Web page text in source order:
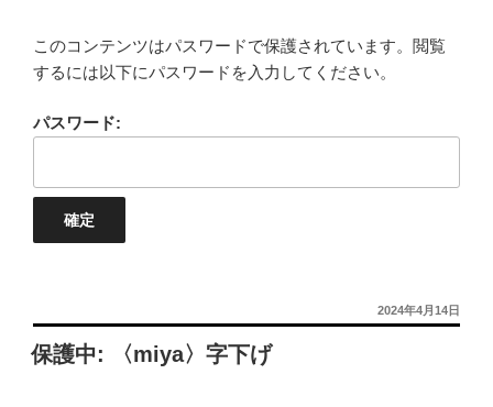
このコンテンツはパスワードで保護されています。閲覧
するには以下にパスワードを入力してください。
パスワード:
投
稿
2024年4月14日
保護中: 〈miya〉字下げ